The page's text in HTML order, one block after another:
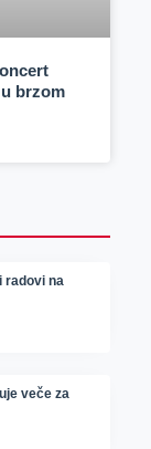
brzom
radovi na
veče za